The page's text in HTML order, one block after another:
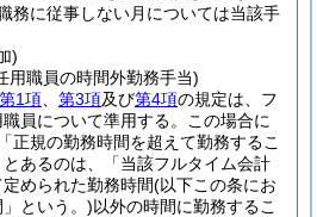
務に従事しない月については当該手
)
用職員の時間外勤務手当)
1項 第3項及び第4項の規定は、フ
員について準用する。
この場合に
正規の勤務時間を超えて勤務するこ
あるのは、「当該フルタイム会計
められた勤務時間(以下この条にお
という。)以外の時間に勤務するこ